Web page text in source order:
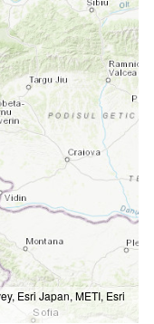
Esri Japan, METI, Esri